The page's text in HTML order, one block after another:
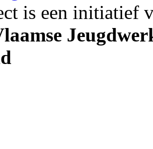
is een initiatief